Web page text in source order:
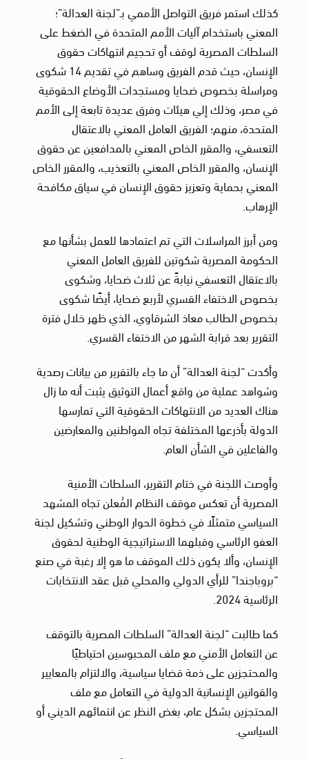
كذلك استمر فريق التواصل الأممي بـ”لجنة العدالة”؛
المعني باستخدام آليات الأمم المتحدة في الضغط على
السلطات المصرية لوقف أو تحجيم انتهاكات حقوق
الإنسان، حيث قدم الفريق وساهم في تقديم 14 شكوى
ومراسلة بخصوص ضحايا ومستجدات الأوضاع الحقوقية
في مصر، وذلك إلي هيئات وفرق عديدة تابعة إلى الأمم
المتحدة، منهم؛ الفريق العامل المعني بالاعتقال
التعسفي، والمقرر الخاص المعني بالمدافعين عن حقوق
الإنسان، والمقرر الخاص المعني بالتعذيب، والمقرر الخاص
المعني بحماية وتعزيز حقوق الإنسان في سياق مكافحة
الإرهاب.
ومن أبرز المراسلات التي تم اعتمادها للعمل بشأنها مع
الحكومة المصرية شكوتين للفريق العامل المعني
بالاعتقال التعسفي نيابةً عن ثلاث ضحايا، وشكوى
بخصوص الاختفاء القسري لأربع ضحايا، أيضًا شكوى
بخصوص الطالب معاذ الشرقاوي، الذي ظهر خلال فترة
التقرير بعد قرابة الشهر من الاختفاء القسري.
وأكدت “لجنة العدالة” أن ما جاء بالتقرير من بيانات رصدية
وشواهد عملية من واقع أعمال التوثيق يثبت أنه ما زال
هناك العديد من الانتهاكات الحقوقية التي تمارسها
الدولة بأذرعها المختلفة تجاه المواطنين والمعارضين
والفاعلين في الشأن العام.
وأوصت اللجنة في ختام التقرير، السلطات الأمنية
المصرية أن تعكس موقف النظام المُعلن تجاه المشهد
السياسي متمثلًا في خطوة الحوار الوطني وتشكيل لجنة
العفو الرئاسي وقبلهما الاستراتيجية الوطنية لحقوق
الإنسان، وألا يكون ذلك الموقف ما هو إلا رغبة في صنع
“بروباجندا” للرأي الدولي والمحلي قبل عقد الانتخابات
الرئاسية 2024.
كما طالبت “لجنة العدالة” السلطات المصرية بالتوقف
عن التعامل الأمني مع ملف المحبوسين احتياطيًا
والمحتجزين على ذمة قضايا سياسية، والالتزام بالمعايير
والقوانين الإنسانية الدولية في التعامل مع ملف
المحتجزين بشكل عام، بغض النظر عن انتمائهم الديني أو
السياسي.